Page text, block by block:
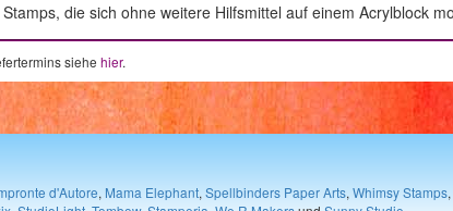
die sich ohne weitere Hilfsmittel auf einem Acrylblock
siehe hier.
d'Autore, Mama Elephant, Spellbinders Paper Arts, Whimsy Stamps,